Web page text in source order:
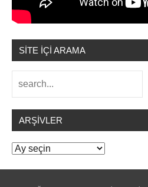
SİTE İÇİ ARAMA
ARŞIVLER
Arşivler